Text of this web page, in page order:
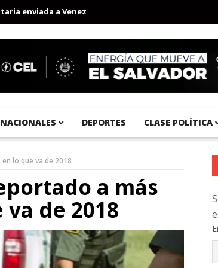
a Venezuela Aeropuerto Internacional
DEPORTES CLASE POLÍTICA
lo que va de 2018
a más
de 2018